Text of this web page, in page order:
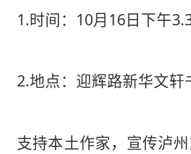
1.时间：10月16日下午
2.地点：迎辉路新华文轩
支持本土作家，宣传泸